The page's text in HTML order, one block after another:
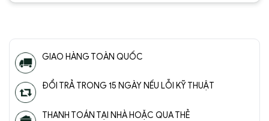
55 sao
55 sao
GIAO HÀNG TOÀN QUỐC
ĐỔI TRẢ TRONG 15 NGÀY NẾU LỖI KỸ THUẬT
THANH TOÁN TẠI NHÀ HOẶC QUA THẺ